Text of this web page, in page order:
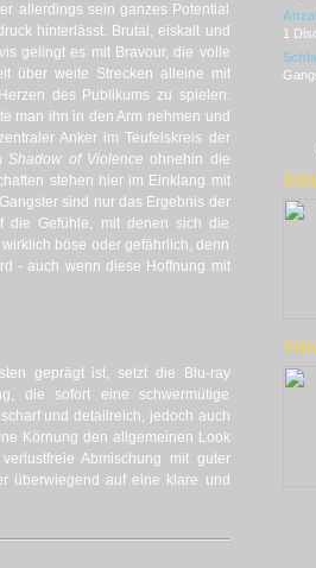
allerdings sein ganzes Potential
hinterlässt. Brutal, eiskalt und
gelingt es mit Bravour, die volle
über weite Strecken alleine mit
des Publikums zu spielen.
man ihn in den Arm nehmen und
Anker im Teufelskreis der
Shadow of Violence ohnehin die
stehen hier im Einklang mit
sind nur das Ergebnis der
die Gefühle, mit denen sich die
böse oder gefährlich, denn
- auch wenn diese Hoffnung mit
geprägt ist, setzt die Blu-ray
die sofort eine schwermütige
und detailreich, jedoch auch
Körnung den allgemeinen Look
Abmischung mit guter
überwiegend auf eine klare und
1